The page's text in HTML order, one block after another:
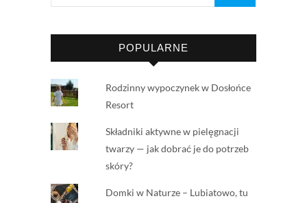
POPULARNE
Rodzinny wypoczynek w Dosłońce
Resort
Składniki aktywne w pielęgnacji
twarzy — jak dobrać je do potrzeb
skóry?
Domki w Naturze – Lubiatowo, tu